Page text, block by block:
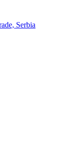
Serbia